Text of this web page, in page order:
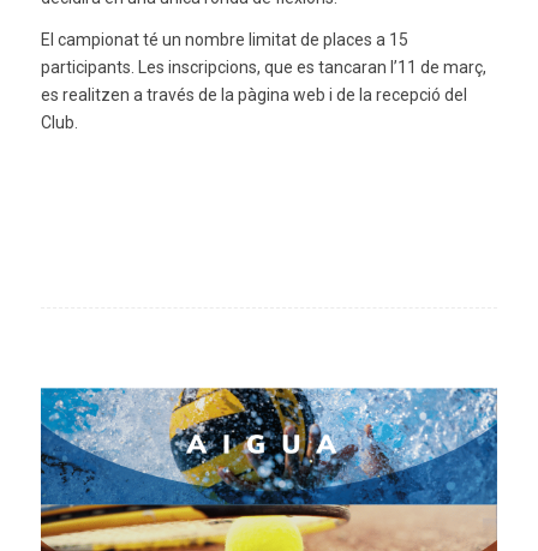
El campionat té un nombre limitat de places a 15
participants. Les inscripcions, que es tancaran l’11 de març,
es realitzen a través de la pàgina web i de la recepció del
Club.